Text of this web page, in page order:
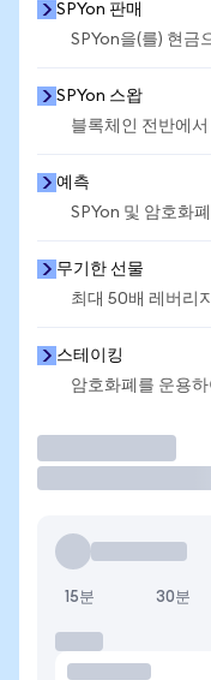
SPYon 판매
SPYon을(를) 현금
SPYon 스왑
블록체인 전반에
예측
SPYon 및 암호화
무기한 선물
최대 50배 레버리
스테이킹
암호화폐를 운용
15분 30분